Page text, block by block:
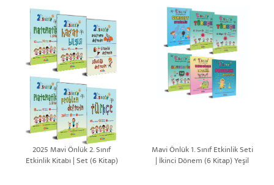
2025 Mavi Önlük 2. Sınıf
Etkinlik Kitabı | Set (6 Kitap)
Mavi Önlük 1. Sınıf Etkinlik Seti
| İkinci Dönem (6 Kitap) Yeşil